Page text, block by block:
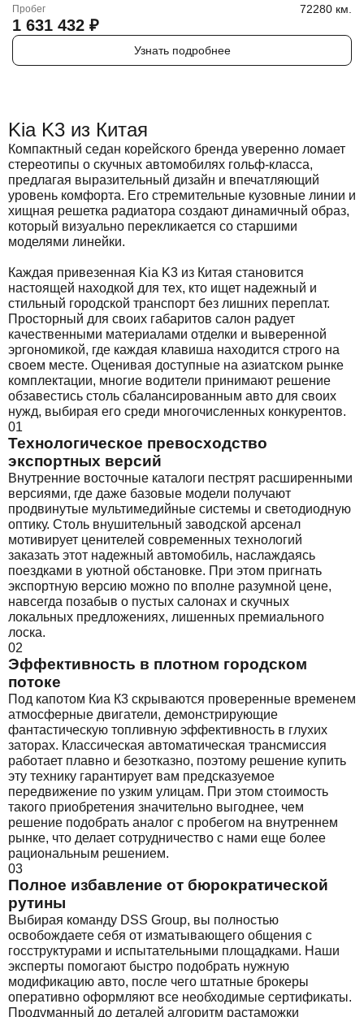
Пробег 72280 км.
1 631 432 ₽
Узнать подробнее
Kia K3 из Китая
Компактный седан корейского бренда уверенно ломает
стереотипы о скучных автомобилях гольф-класса,
предлагая выразительный дизайн и впечатляющий
уровень комфорта. Его стремительные кузовные линии и
хищная решетка радиатора создают динамичный образ,
который визуально перекликается со старшими
моделями линейки.
Каждая привезенная Kia K3 из Китая становится
настоящей находкой для тех, кто ищет надежный и
стильный городской транспорт без лишних переплат.
Просторный для своих габаритов салон радует
качественными материалами отделки и выверенной
эргономикой, где каждая клавиша находится строго на
своем месте. Оценивая доступные на азиатском рынке
комплектации, многие водители принимают решение
обзавестись столь сбалансированным авто для своих
нужд, выбирая его среди многочисленных конкурентов.
01
Технологическое превосходство
экспортных версий
Внутренние восточные каталоги пестрят расширенными
версиями, где даже базовые модели получают
продвинутые мультимедийные системы и светодиодную
оптику. Столь внушительный заводской арсенал
мотивирует ценителей современных технологий
заказать этот надежный автомобиль, наслаждаясь
поездками в уютной обстановке. При этом пригнать
экспортную версию можно по вполне разумной цене,
навсегда позабыв о пустых салонах и скучных
локальных предложениях, лишенных премиального
лоска.
02
Эффективность в плотном городском
потоке
Под капотом Киа К3 скрываются проверенные временем
атмосферные двигатели, демонстрирующие
фантастическую топливную эффективность в глухих
заторах. Классическая автоматическая трансмиссия
работает плавно и безотказно, поэтому решение купить
эту технику гарантирует вам предсказуемое
передвижение по узким улицам. При этом стоимость
такого приобретения значительно выгоднее, чем
решение подобрать аналог с пробегом на внутреннем
рынке, что делает сотрудничество с нами еще более
рациональным решением.
03
Полное избавление от бюрократической
рутины
Выбирая команду DSS Group, вы полностью
освобождаете себя от изматывающего общения с
госструктурами и испытательными площадками. Наши
эксперты помогают быстро подобрать нужную
модификацию авто, после чего штатные брокеры
оперативно оформляют все необходимые сертификаты.
Продуманный до деталей алгоритм растаможки